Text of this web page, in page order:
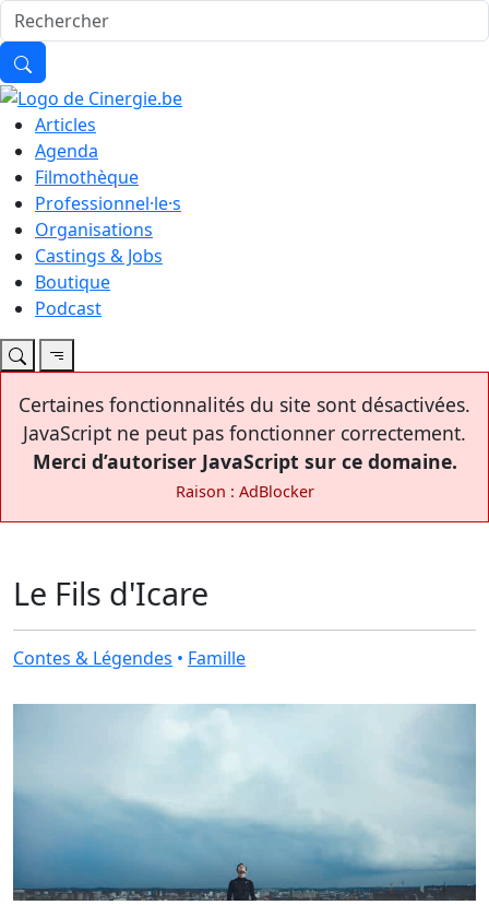
Articles
Agenda
Filmothèque
Professionnel·le·s
Organisations
Castings & Jobs
Boutique
Podcast
Certaines fonctionnalités du site sont désactivées.
JavaScript ne peut pas fonctionner correctement.
Merci d’autoriser JavaScript sur ce domaine.
Raison : AdBlocker
Le Fils d'Icare
Contes & Légendes • Famille